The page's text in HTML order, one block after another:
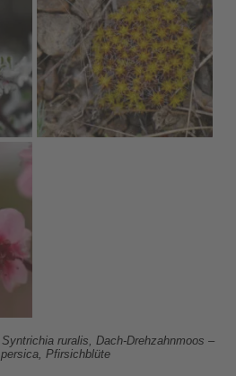
ruralis, Dach-Drehzahnmoos –
Pfirsichblüte